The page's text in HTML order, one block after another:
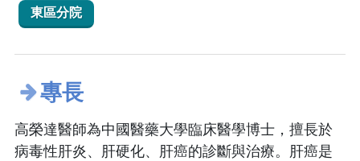
東區分院
專長
高榮達醫師為中國醫藥大學臨床醫學博士，擅長於
病毒性肝炎、肝硬化、肝癌的診斷與治療。肝癌是